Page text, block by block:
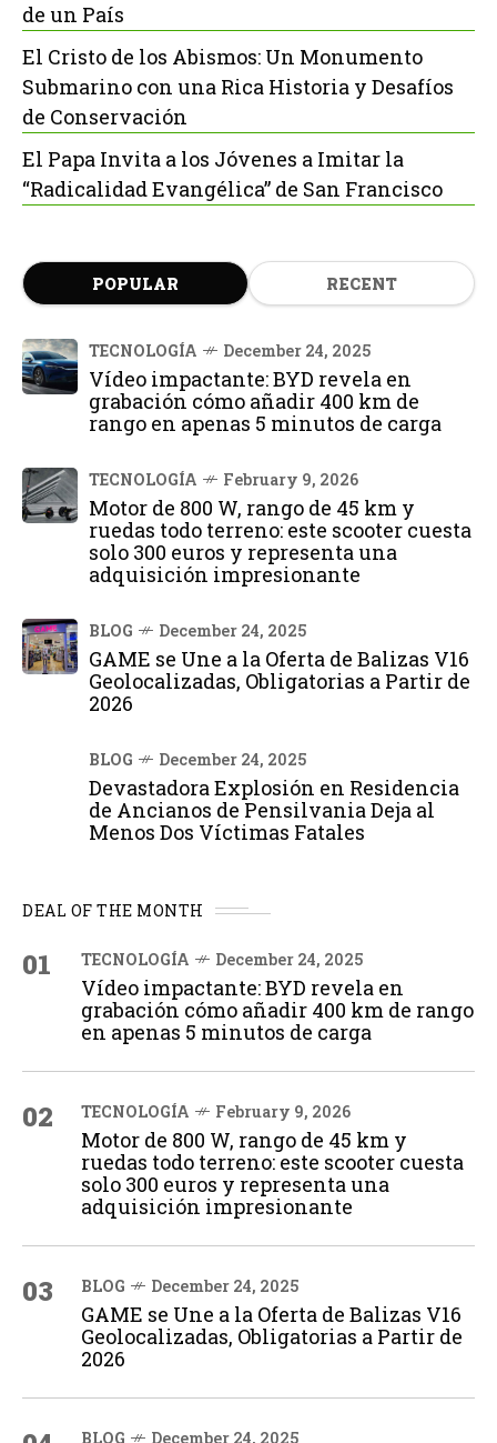
de un País
El Cristo de los Abismos: Un Monumento
Submarino con una Rica Historia y Desafíos
de Conservación
El Papa Invita a los Jóvenes a Imitar la
“Radicalidad Evangélica” de San Francisco
POPULAR RECENT
TECNOLOGÍA December 24, 2025
Vídeo impactante: BYD revela en
grabación cómo añadir 400 km de
rango en apenas 5 minutos de carga
TECNOLOGÍA February 9, 2026
Motor de 800 W, rango de 45 km y
ruedas todo terreno: este scooter cuesta
solo 300 euros y representa una
adquisición impresionante
BLOG December 24, 2025
GAME se Une a la Oferta de Balizas V16
Geolocalizadas, Obligatorias a Partir de
2026
BLOG December 24, 2025
Devastadora Explosión en Residencia
de Ancianos de Pensilvania Deja al
Menos Dos Víctimas Fatales
DEAL OF THE MONTH
01 TECNOLOGÍA December 24, 2025
Vídeo impactante: BYD revela en
grabación cómo añadir 400 km de rango
en apenas 5 minutos de carga
02 TECNOLOGÍA February 9, 2026
Motor de 800 W, rango de 45 km y
ruedas todo terreno: este scooter cuesta
solo 300 euros y representa una
adquisición impresionante
03 BLOG December 24, 2025
GAME se Une a la Oferta de Balizas V16
Geolocalizadas, Obligatorias a Partir de
2026
BLOG December 24, 2025